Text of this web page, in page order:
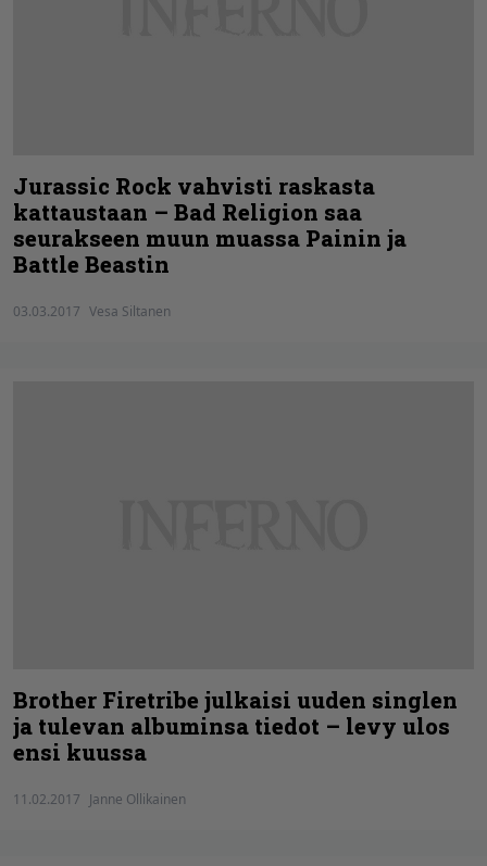
Jurassic Rock vahvisti raskasta
kattaustaan – Bad Religion saa
seurakseen muun muassa Painin ja
Battle Beastin
03.03.2017 Vesa Siltanen
Brother Firetribe julkaisi uuden singlen
ja tulevan albuminsa tiedot – levy ulos
ensi kuussa
11.02.2017 Janne Ollikainen